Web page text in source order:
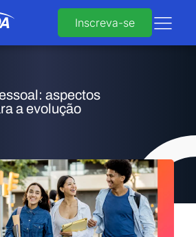
Inscreva-se
aspectos
a evolução